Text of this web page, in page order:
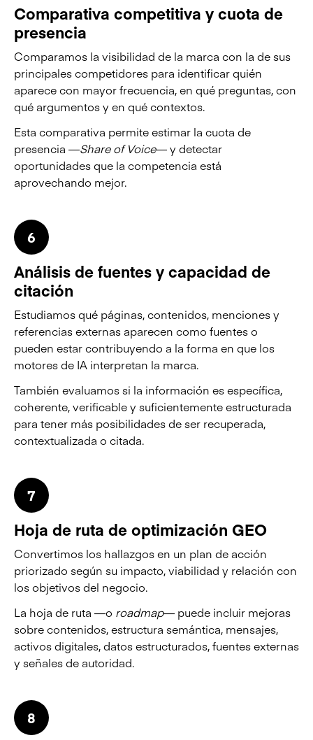
Comparativa competitiva y cuota de
presencia
Comparamos la visibilidad de la marca con la de sus
principales competidores para identificar quién
aparece con mayor frecuencia, en qué preguntas, con
qué argumentos y en qué contextos.
Esta comparativa permite estimar la cuota de
presencia —Share of Voice— y detectar
oportunidades que la competencia está
aprovechando mejor.
6
Análisis de fuentes y capacidad de
citación
Estudiamos qué páginas, contenidos, menciones y
referencias externas aparecen como fuentes o
pueden estar contribuyendo a la forma en que los
motores de IA interpretan la marca.
También evaluamos si la información es específica,
coherente, verificable y suficientemente estructurada
para tener más posibilidades de ser recuperada,
contextualizada o citada.
7
Hoja de ruta de optimización GEO
Convertimos los hallazgos en un plan de acción
priorizado según su impacto, viabilidad y relación con
los objetivos del negocio.
La hoja de ruta —o roadmap— puede incluir mejoras
sobre contenidos, estructura semántica, mensajes,
activos digitales, datos estructurados, fuentes externas
y señales de autoridad.
8